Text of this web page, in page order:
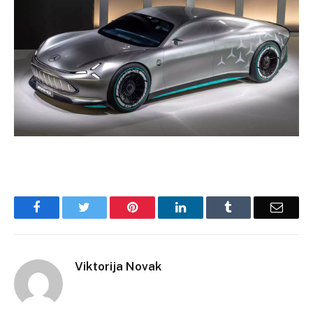
Facebook Pinterest LinkedIn Email
Viktorija Novak